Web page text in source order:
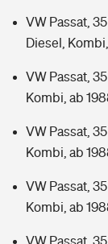
VW Passat,
Diesel,
VW Passat,
Kombi, ab
VW Passat,
Kombi, ab
VW Passat,
Kombi, ab
VW Passat,